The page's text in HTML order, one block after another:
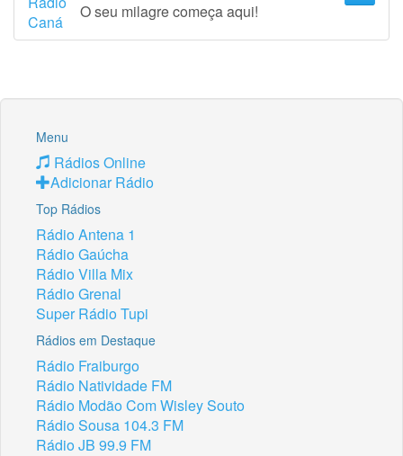
O seu milagre começa aqui!
Menu
Rádios Online
Adicionar Rádio
Top Rádios
Rádio Antena 1
Rádio Gaúcha
Rádio Villa Mix
Rádio Grenal
Super Rádio Tupi
Rádios em Destaque
Rádio Fraiburgo
Rádio Natividade FM
Rádio Modão Com Wisley Souto
Rádio Sousa 104.3 FM
Rádio JB 99.9 FM